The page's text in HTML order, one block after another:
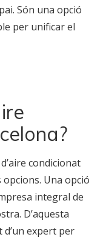
Són una opció
per unificar el
condicionat
Una opció
integral de
D’aquesta
d’un expert per